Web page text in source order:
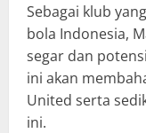
Sebagai klub
bola Indonesia,
segar dan
ini akan
United serta
ini.